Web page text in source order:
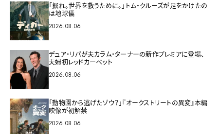
「掘れ。世界を救うために。」トム・クルーズが足をかけたの
は地球儀
2026.08.06
デュア・リパが夫カラム・ターナーの新作プレミアに登場、
夫婦初レッドカーペット
2026.08.06
「動物園から逃げたゾウ？」『オークストリートの異変』本編
映像が初解禁
2026.08.06